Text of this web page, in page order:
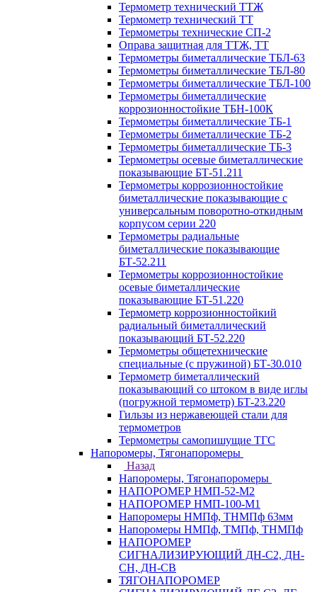
Термометр технический ТТЖ
Термометр технический ТТ
Термометры технические СП-2
Оправа защитная для ТТЖ, ТТ
Термометры биметаллические ТБЛ-63
Термометры биметаллические ТБЛ-80
Термометры биметаллические ТБЛ-100
Термометры биметаллические
коррозионностойкие ТБН-100К
Термометры биметаллические ТБ-1
Термометры биметаллические ТБ-2
Термометры биметаллические ТБ-3
Термометры осевые биметаллические
показывающие БТ-51.211
Термометры коррозионностойкие
биметаллические показывающие с
универсальным поворотно-откидным
корпусом серии 220
Термометры радиальные
биметаллические показывающие
БТ-52.211
Термометры коррозионностойкие
осевые биметаллические
показывающие БТ-51.220
Термометр коррозионностойкий
радиальный биметаллический
показывающий БТ-52.220
Термометры общетехнические
специальные (с пружиной) БТ-30.010
Термометр биметаллический
показывающий со штоком в виде иглы
(погружной термометр) БТ-23.220
Гильзы из нержавеющей стали для
термометров
Термометры самопишущие ТГС
Напоромеры, Тягонапоромеры
Назад
Напоромеры, Тягонапоромеры
НАПОРОМЕР НМП-52-М2
НАПОРОМЕР НМП-100-М1
Напоромеры НМПф, ТНМПф 63мм
Напоромеры НМПф, ТМПф, ТНМПф
НАПОРОМЕР
СИГНАЛИЗИРУЮЩИЙ ДН-С2, ДН-
СН, ДН-СВ
ТЯГОНАПОРОМЕР